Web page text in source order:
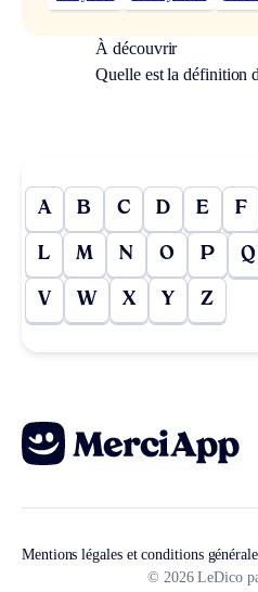
À découvrir
Quelle est la définition
A B C D E F
L M N O P Q
V W X Y Z
Mentions légales et conditions
© 2026 LeDico